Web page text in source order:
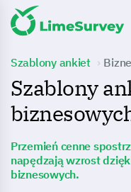
Szablony ankiet
Szablony
Przemień cenne
napędzają wzrost
biznesowych.